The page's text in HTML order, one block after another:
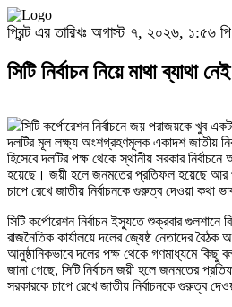
প্রিন্ট এর তারিখঃ অগাস্ট ৭, ২০২৬, ১:৫৬
সিটি নির্বাচন নিয়ে মাথা ব্যাথা
সিটি কর্পোরেশন নির্বাচনে জয় পরাজয়কে খুব
দলটির মূল লক্ষ্য অংশগ্রহণমূলক একাদশ জাতীয়
হিসেবে দলটির পক্ষ থেকে স্থানীয় সরকার
হয়েছে। জয়ী হলে জনমতের প্রতিফল হয়েছে আর
চাপে রেখে জাতীয় নির্বাচনকে গুরুত্ব দেওয়া কথা
সিটি কর্পোরেশন নির্বাচন ইস্যুতে শুক্রবার গুলশানে
রাজনৈতিক কার্যালয়ে দলের জ্যেষ্ঠ নেতাদের বৈঠক
আনুষ্ঠানিকভাবে দলের পক্ষ থেকে গণমাধ্যমে কিছু
জানা গেছে, সিটি নির্বাচন জয়ী হলে জনমতের
সরকারকে চাপে রেখে জাতীয় নির্বাচনকে গুরুত্ব